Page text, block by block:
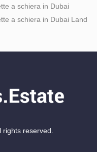
a schiera in Dubai
a schiera in Dubai Land
rights reserved.